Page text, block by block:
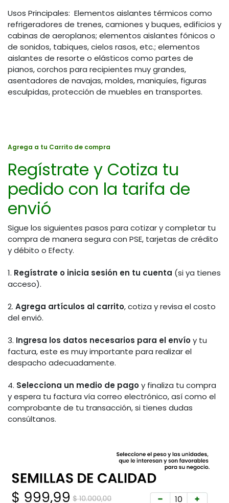
Usos Principales: Elementos aislantes térmicos como
refrigeradores de trenes, camiones y buques, edificios y
cabinas de aeroplanos; elementos aislantes fónicos o
de sonidos, tabiques, cielos rasos, etc.; elementos
aislantes de resorte o elásticos como partes de
pianos, corchos para recipientes muy grandes,
asentadores de navajas, moldes, maniquíes, figuras
esculpidas, protección de muebles en transportes.
Agrega a tu Carrito de compra
Regístrate y Cotiza tu
pedido con la tarifa de
envió
Sigue los siguientes pasos para cotizar y completar tu
compra de manera segura con PSE, tarjetas de crédito
y débito o Efecty.
1. Regístrate o inicia sesión en tu cuenta (si ya tienes
acceso).
2. Agrega artículos al carrito, cotiza y revisa el costo
del envió.
3. Ingresa los datos necesarios para el envíoy tu
factura, este es muy importante para realizar el
despacho adecuadamente.
4. Selecciona un medio de pagoy finaliza tu compra
y espera tu factura vía correo electrónico, así como el
comprobante de tu transacción, si tienes dudas
consúltanos.